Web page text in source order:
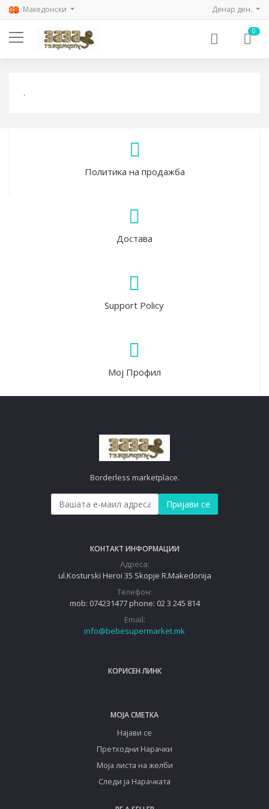
Mакедонски Денар ден.
0
.
Политика на продажба
Достава
Support Policy
Мој Профил
Borderless marketplace.
Пријави се
КОНТАКТ ИНФОРМАЦИИ
Адреса:
ul.Kosturski Heroi 35 Skopje R.Makedonija
Телефон:
mob: 074231477 phone: 02 3 245 814
Email:
info@bebesupermarket.mk
КОРИСЕН ЛИНК
МОЈА СМЕТКА
Најави се
Претходни Нарачки
Моја листа на желби
Следи ја Нарачката